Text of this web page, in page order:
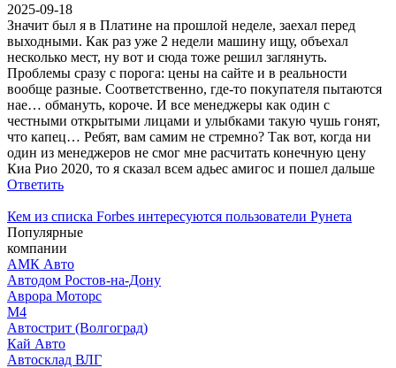
2025-09-18
Значит был я в Платине на прошлой неделе, заехал перед
выходными. Как раз уже 2 недели машину ищу, объехал
несколько мест, ну вот и сюда тоже решил заглянуть.
Проблемы сразу с порога: цены на сайте и в реальности
вообще разные. Соответственно, где-то покупателя пытаются
нае… обмануть, короче. И все менеджеры как один с
честными открытыми лицами и улыбками такую чушь гонят,
что капец… Ребят, вам самим не стремно? Так вот, когда ни
один из менеджеров не смог мне расчитать конечную цену
Киа Рио 2020, то я сказал всем адьес амигос и пошел дальше
Ответить
Кем из списка Forbes интересуются пользователи Рунета
Популярные
компании
АМК Авто
Автодом Ростов-на-Дону
Аврора Моторс
М4
Автострит (Волгоград)
Кай Авто
Автосклад ВЛГ